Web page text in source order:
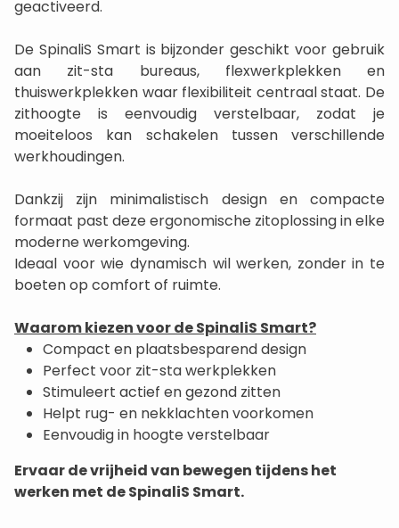
geactiveerd.
De SpinaliS Smart is bijzonder geschikt voor gebruik
aan zit-sta bureaus, flexwerkplekken en
thuiswerkplekken waar flexibiliteit centraal staat. De
zithoogte is eenvoudig verstelbaar, zodat je
moeiteloos kan schakelen tussen verschillende
werkhoudingen.
Dankzij zijn minimalistisch design en compacte
formaat past deze ergonomische zitoplossing in elke
moderne werkomgeving.
Ideaal voor wie dynamisch wil werken, zonder in te
boeten op comfort of ruimte.
Waarom kiezen voor de SpinaliS Smart?
Compact en plaatsbesparend design
Perfect voor zit-sta werkplekken
Stimuleert actief en gezond zitten
Helpt rug- en nekklachten voorkomen
Eenvoudig in hoogte verstelbaar
Ervaar de vrijheid van bewegen tijdens het
werken met de SpinaliS Smart.